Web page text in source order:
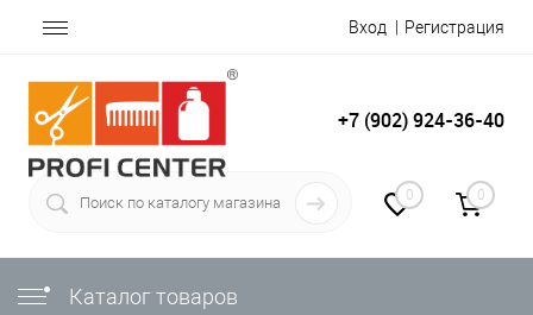
Вход Регистрация
+7 (902) 924-36-40
0 0
Каталог товаров